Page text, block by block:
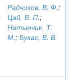
Радчиков, В. Ф.;
Цай, В. П.;
Натынчик, Т.
М.; Букас, В. В.